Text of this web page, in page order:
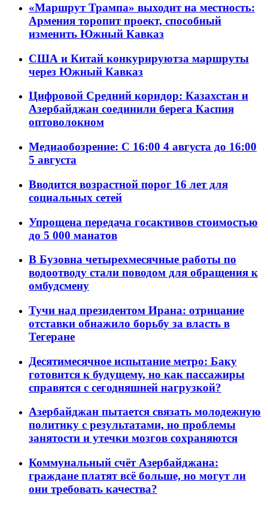
«Маршрут Трампа» выходит на местность:
Армения торопит проект, способный
изменить Южный Кавказ
США и Китай конкурируютза маршруты
через Южный Кавказ
Цифровой Средний коридор: Казахстан и
Азербайджан соединили берега Каспия
оптоволокном
Медиаобозрение: С 16:00 4 августа до 16:00
5 августа
Вводится возрастной порог 16 лет для
социальных сетей
Упрощена передача госактивов стоимостью
до 5 000 манатов
В Бузовна четырехмесячные работы по
водоотводу стали поводом для обращения к
омбудсмену
Тучи над президентом Ирана: отрицание
отставки обнажило борьбу за власть в
Тегеране
Десятимесячное испытание метро: Баку
готовится к будущему, но как пассажиры
справятся с сегодняшней нагрузкой?
Азербайджан пытается связать молодежную
политику с результатами, но проблемы
занятости и утечки мозгов сохраняются
Коммунальный счёт Азербайджана:
граждане платят всё больше, но могут ли
они требовать качества?